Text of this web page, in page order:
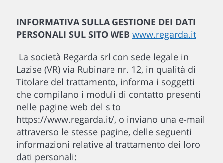
INFORMATIVA SULLA GESTIONE DEI DATI
PERSONALI SUL SITO WEB www.regarda.it
La società Regarda srl con sede legale in
Lazise (VR) via Rubinare nr. 12, in qualità di
Titolare del trattamento, informa i soggetti
che compilano i moduli di contatto presenti
nelle pagine web del sito
https://www.regarda.it/, o inviano una e-mail
attraverso le stesse pagine, delle seguenti
informazioni relative al trattamento dei loro
dati personali: